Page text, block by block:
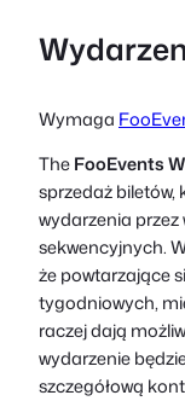
Wymaga
TheFooEvents
sprzedaż
wydarzenia
sekwencyjnych.
że powtarzające
tygodniowych,
raczej dają
wydarzenie
szczegółową